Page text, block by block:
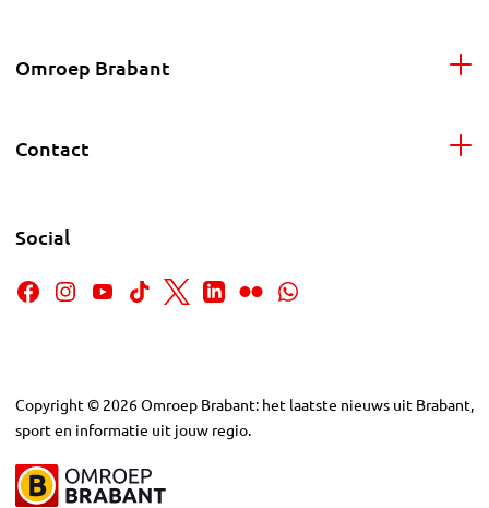
Omroep Brabant
Contact
Social
Copyright © 2026Omroep Brabant: het laatste nieuws uit Brabant,
sport en informatie uit jouw regio.